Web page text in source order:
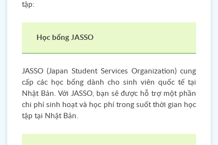
tập:
Học bổng JASSO
JASSO (Japan Student Services Organization) cung
cấp các học bổng dành cho sinh viên quốc tế tại
Nhật Bản. Với JASSO, bạn sẽ được hỗ trợ một phần
chi phí sinh hoạt và học phí trong suốt thời gian học
tập tại Nhật Bản.